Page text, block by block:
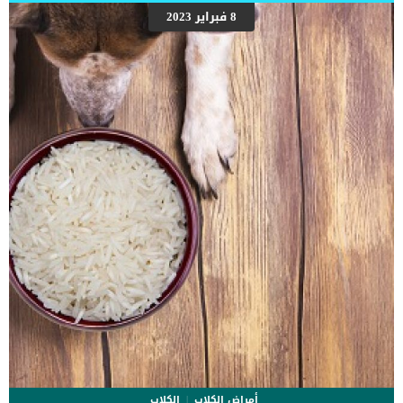
اقرأ ايضا: عيون قطتي تدمع .. ما الحل ؟ الاسباب الكامنة خلف الشاتر
الداخلى عند القطط هناك 3 اسباب اساسية تكمن خلف هذه المشكلة التى
تصيب العين عند القطط وهى كالتالى: _الشاتر الخلقى ويمكن اكتشافه
بمرجد مرور اسبوعين من عمر القطة. _كما ان الشاتر التشريحى ويحدث هذا
النوع في كثير من الأحيان مع السلالات العضدية الرأس ، _الشاتر
المكتسب, واسبابه: امراض العينالتهيج المزمن للعينندوب العين تشخيص
الطبيب البيطرى لحالة […]
8 فبراير 2023